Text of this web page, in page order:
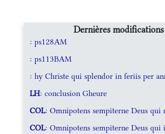
Dernières modifications
: ps128AM
: ps113BAM
: hy Christe qui splendor in feriis per
LH: conclusion Gheure
COL: Omnipotens sempiterne Deus qui
COL: Omnipotens sempiterne Deus qui